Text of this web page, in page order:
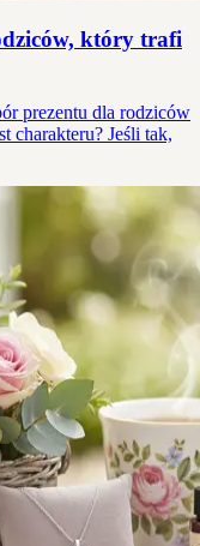
który trafi
prezentu dla rodziców
charakteru? Jeśli tak,